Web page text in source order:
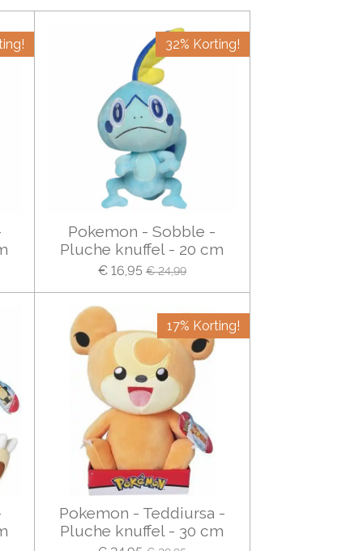
32% Korting!
Pokemon - Sobble -
Pluche knuffel - 20 cm
€ 16,95 € 24,99
17% Korting!
Pokemon - Teddiursa -
Pluche knuffel - 30 cm